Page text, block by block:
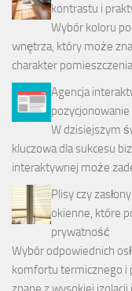
kontrastu i
Wybór koloru
wnętrza, który może
charakter
Agencja
W dzisiejszym
kluczowa dla sukcesu
interaktywnej może
Plisy czy
okienne, które
prywatność
Wybór odpowiednich
komfortu termicznego i